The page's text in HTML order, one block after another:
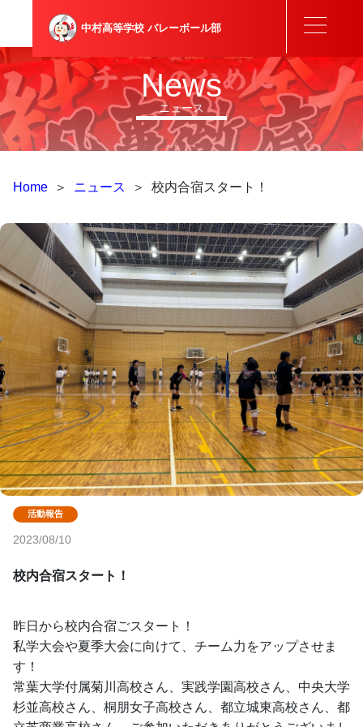
中村高等学校 バレーボール部
ニュース
News
Home ＞ ニュース ＞ 校内合宿スタート！
2023/08/10
校内合宿スタート！
昨日から校内合宿ごスタート！
私学大会や夏季大会に向けて、チーム力をアップさせま
す！
常葉大学付属菊川高校さん、実践学園高校さん、中央大学
杉並高校さん、桐朋女子高校さん、都立城東高校さん、都